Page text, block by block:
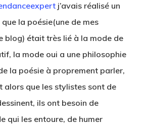
j’avais réalisé un
la poésie(une de mes
blog) était très lié à la mode de
la mode oui a une philosophie
la poésie à proprement parler,
alors que les stylistes sont de
ils ont besoin de
qui les entoure, de humer